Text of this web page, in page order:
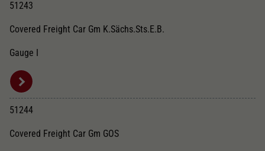
51243
Covered Freight Car Gm K.Sächs.Sts.E.B.
Gauge I
51244
Covered Freight Car Gm GOS